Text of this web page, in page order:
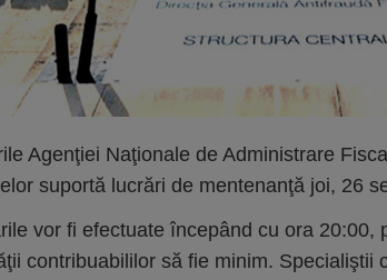
Agenţiei Naţionale de Administrare
suportă lucrări de mentenanţă joi, 26
vor fi efectuate începând cu ora 20:00,
contribuabililor să fie minim. Specialiştii